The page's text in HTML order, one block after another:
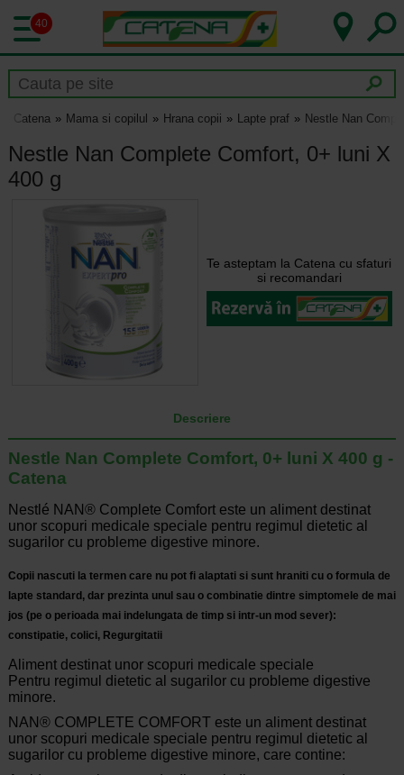
40
Catena Mama si copilul Hrana copii Lapte praf Nestle Nan
Nestle Nan Complete Comfort, 0+ luni X
400 g
Te asteptam la Catena cu sfaturi
si recomandari
Descriere
Nestle Nan Complete Comfort, 0+ luni X 400 g -
Catena
Nestlé NAN® Complete Comfort este un aliment destinat
unor scopuri medicale speciale pentru regimul dietetic al
sugarilor cu probleme digestive minore.
Copii nascuti la termen care nu pot fi alaptati si sunt hraniti cu o formula de
lapte standard, dar prezinta unul sau o combinatie dintre simptomele de mai
jos (pe o perioada mai indelungata de timp si intr-un mod sever):
constipatie, colici, Regurgitatii
Aliment destinat unor scopuri medicale speciale
Pentru regimul dietetic al sugarilor cu probleme digestive
minore.
NAN® COMPLETE COMFORT este un aliment destinat
unor scopuri medicale speciale pentru regimul dietetic al
sugarilor cu probleme digestive minore, care contine: